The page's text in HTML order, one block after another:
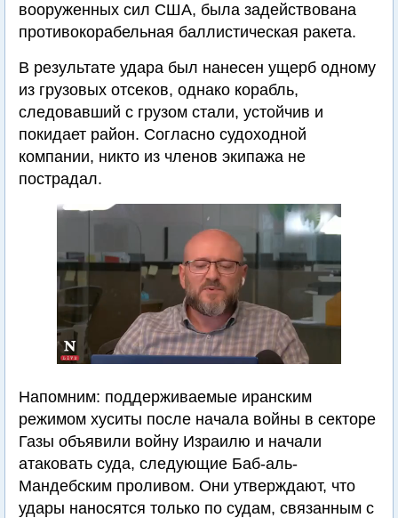
вооруженных сил США, была задействована
противокорабельная баллистическая ракета.
В результате удара был нанесен ущерб одному
из грузовых отсеков, однако корабль,
следовавший с грузом стали, устойчив и
покидает район. Согласно судоходной
компании, никто из членов экипажа не
пострадал.
Напомним: поддерживаемые иранским
режимом хуситы после начала войны в секторе
Газы объявили войну Израилю и начали
атаковать суда, следующие Баб-аль-
Мандебским проливом. Они утверждают, что
удары наносятся только по судам, связанным с